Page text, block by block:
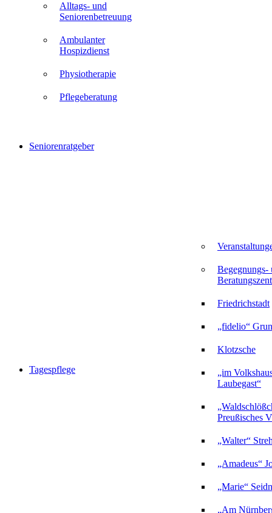
Seniorenratgeber
Alltags- und
Seniorenbetreuung
Ambulanter
Hospizdienst
Physiotherapie
Pflegeberatung
Tagespflege
Begegnungs-
Friedrichstadt
„fidelio“
Klotzsche
„im
Laubegast“
Preußisches
„Walter“
„Amadeus“
„Marie“
„Am